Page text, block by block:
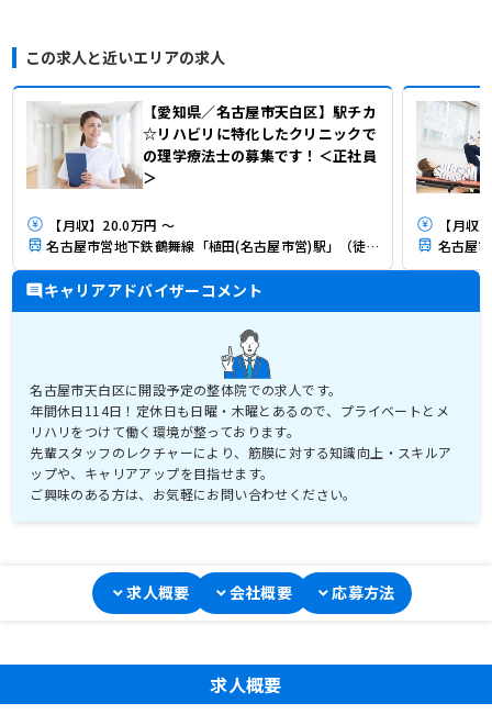
この求人と近いエリアの求人
【愛知県／名古屋市天白区】駅チカ
☆リハビリに特化したクリニックで
の理学療法士の募集です！＜正社員
＞
【月収】20.0万円 ～
名古屋市営地下鉄鶴舞線「植田(名古屋市営)駅」（徒歩8分）
【月収
キャリアアドバイザーコメント
名古屋市天白区に開設予定の整体院での求人です。
年間休日114日！定休日も日曜・木曜とあるので、プライベートとメ
リハリをつけて働く環境が整っております。
先輩スタッフのレクチャーにより、筋膜に対する知識向上・スキルア
ップや、キャリアアップを目指せます。
ご興味のある方は、お気軽にお問い合わせください。
求人概要 会社概要 応募方法
求人概要